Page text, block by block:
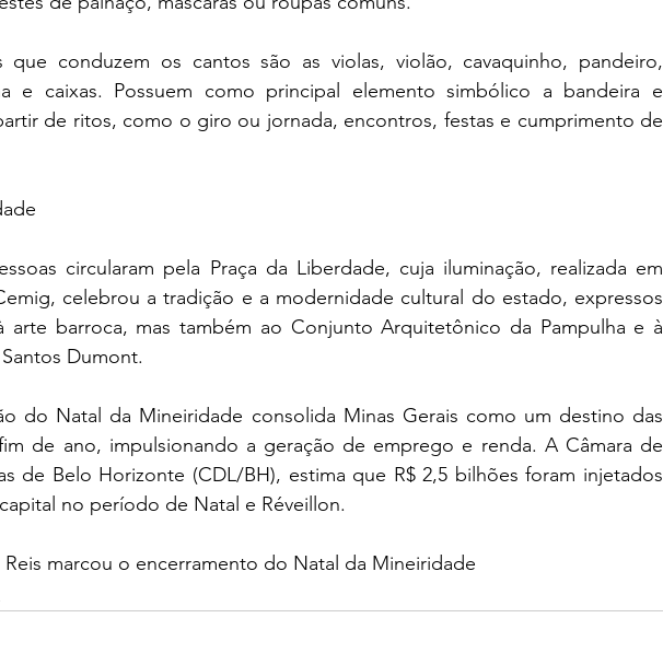
que conduzem os cantos são as violas, violão, cavaquinho, pandeiro,
e caixas. Possuem como principal elemento simbólico a bandeira e
de ritos, como o giro ou jornada, encontros, festas e cumprimento de
circularam pela Praça da Liberdade, cuja iluminação, realizada em
celebrou a tradição e a modernidade cultural do estado, expressos
arte barroca, mas também ao Conjunto Arquitetônico da Pampulha e à
Dumont.
do Natal da Mineiridade consolida Minas Gerais como um destino das
de ano, impulsionando a geração de emprego e renda. A Câmara de
de Belo Horizonte (CDL/BH), estima que R$ 2,5 bilhões foram injetados
no período de Natal e Réveillon.
marcou o encerramento do Natal da Mineiridade